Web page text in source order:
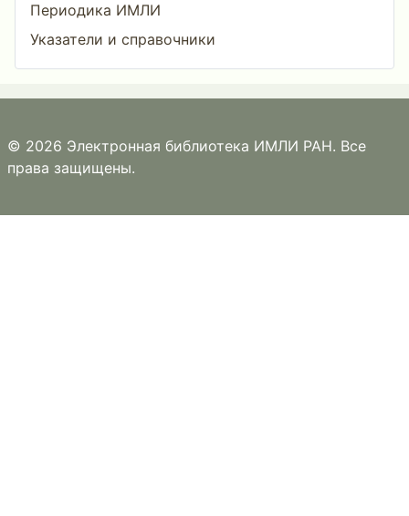
Периодика ИМЛИ
Указатели и справочники
© 2026 Электронная библиотека ИМЛИ РАН. Все
права защищены.